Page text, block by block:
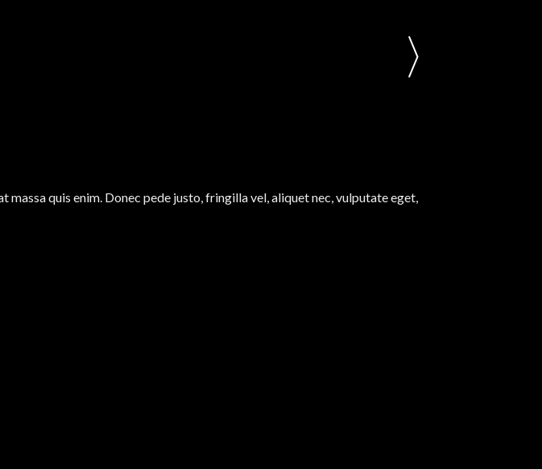
massa quis enim. Donec pede justo, fringilla vel, aliquet nec, vulputate eget,